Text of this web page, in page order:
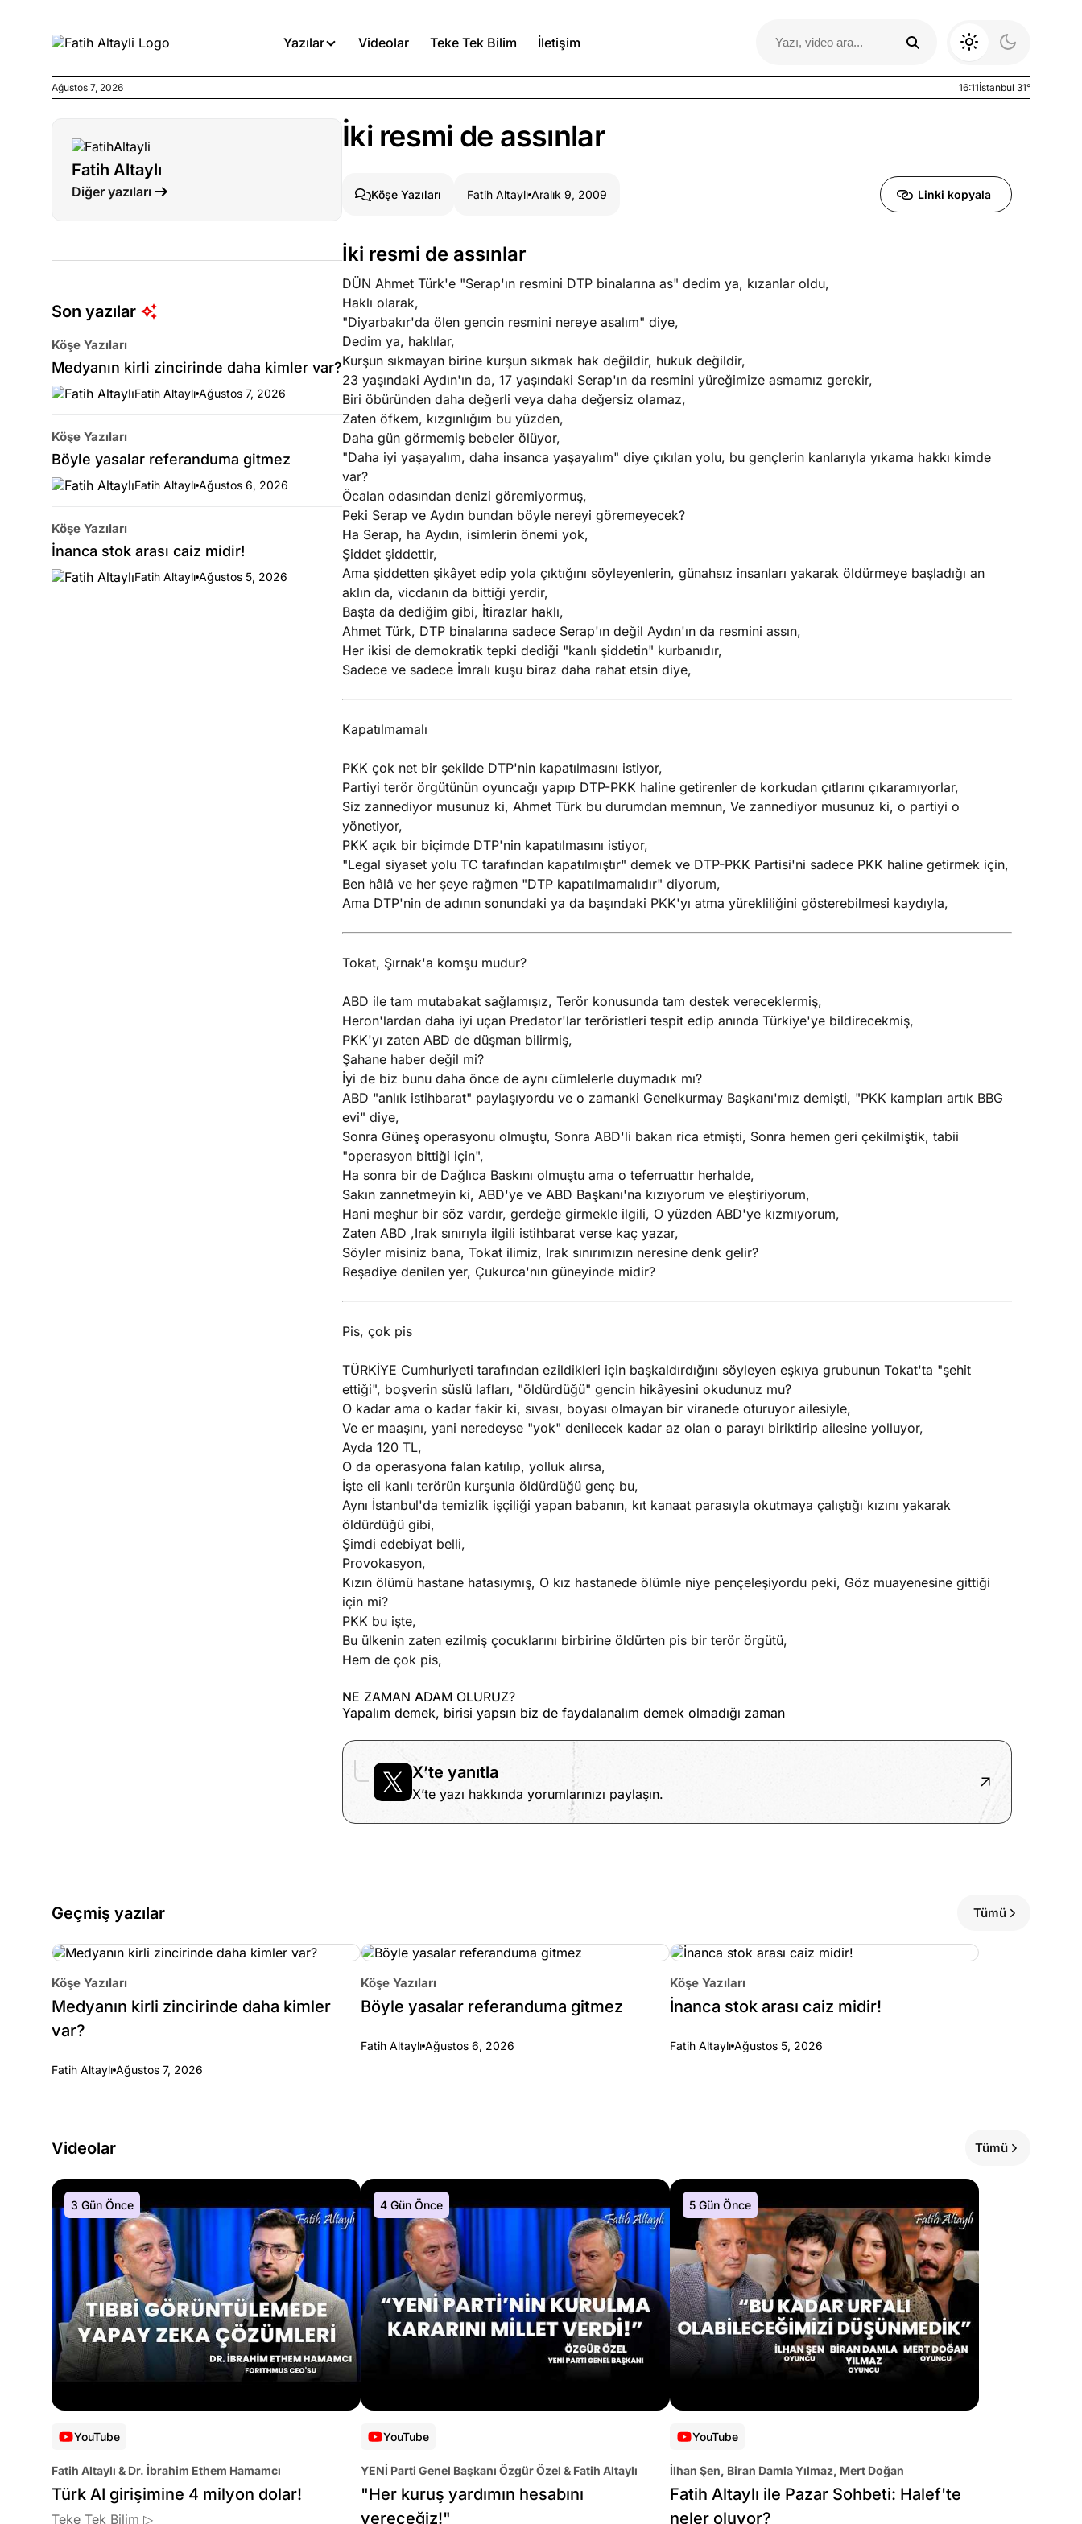
Yazılar Videolar Teke Tek Bilim İletişim
Ağustos 7, 2026
Medyanın kirli zincirinde daha kimler var?
Böyle yasalar referanduma gitmez
Ağustos 5, 2026
İnanca stok arası caiz midir!
Köşe Yazıları Spor Yazıları Otomobil Yazıları
Ağustos 7, 2026 16:11İstanbul 31°
Fatih Altaylı
Diğer yazıları
Son yazılar
Köşe Yazıları
Medyanın kirli zincirinde daha kimler var?
Fatih Altaylı Ağustos 7, 2026
Köşe Yazıları
Böyle yasalar referanduma gitmez
Fatih Altaylı Ağustos 6, 2026
Köşe Yazıları
İnanca stok arası caiz midir!
Fatih Altaylı Ağustos 5, 2026
İki resmi de assınlar
Köşe Yazıları Fatih Altaylı Aralık 9, 2009 Linki kopyala
İki resmi de assınlar
DÜN Ahmet Türk'e "Serap'ın resmini DTP binalarına as" dedim ya, kızanlar oldu,
Haklı olarak,
"Diyarbakır'da ölen gencin resmini nereye asalım" diye,
Dedim ya, haklılar,
Kurşun sıkmayan birine kurşun sıkmak hak değildir, hukuk değildir,
23 yaşındaki Aydın'ın da, 17 yaşındaki Serap'ın da resmini yüreğimize asmamız gerekir,
Biri öbüründen daha değerli veya daha değersiz olamaz,
Zaten öfkem, kızgınlığım bu yüzden,
Daha gün görmemiş bebeler ölüyor,
"Daha iyi yaşayalım, daha insanca yaşayalım" diye çıkılan yolu, bu gençlerin kanlarıyla yıkama hakkı kimde
var?
Öcalan odasından denizi göremiyormuş,
Peki Serap ve Aydın bundan böyle nereyi göremeyecek?
Ha Serap, ha Aydın, isimlerin önemi yok,
Şiddet şiddettir,
Ama şiddetten şikâyet edip yola çıktığını söyleyenlerin, günahsız insanları yakarak öldürmeye başladığı an
aklın da, vicdanın da bittiği yerdir,
Başta da dediğim gibi, İtirazlar haklı,
Ahmet Türk, DTP binalarına sadece Serap'ın değil Aydın'ın da resmini assın,
Her ikisi de demokratik tepki dediği "kanlı şiddetin" kurbanıdır,
Sadece ve sadece İmralı kuşu biraz daha rahat etsin diye,
Kapatılmamalı
PKK çok net bir şekilde DTP'nin kapatılmasını istiyor,
Partiyi terör örgütünün oyuncağı yapıp DTP-PKK haline getirenler de korkudan çıtlarını çıkaramıyorlar,
Siz zannediyor musunuz ki, Ahmet Türk bu durumdan memnun, Ve zannediyor musunuz ki, o partiyi o
yönetiyor,
PKK açık bir biçimde DTP'nin kapatılmasını istiyor,
"Legal siyaset yolu TC tarafından kapatılmıştır" demek ve DTP-PKK Partisi'ni sadece PKK haline getirmek için,
Ben hâlâ ve her şeye rağmen "DTP kapatılmamalıdır" diyorum,
Ama DTP'nin de adının sonundaki ya da başındaki PKK'yı atma yürekliliğini gösterebilmesi kaydıyla,
Tokat, Şırnak'a komşu mudur?
ABD ile tam mutabakat sağlamışız, Terör konusunda tam destek vereceklermiş,
Heron'lardan daha iyi uçan Predator'lar teröristleri tespit edip anında Türkiye'ye bildirecekmiş,
PKK'yı zaten ABD de düşman bilirmiş,
Şahane haber değil mi?
İyi de biz bunu daha önce de aynı cümlelerle duymadık mı?
ABD "anlık istihbarat" paylaşıyordu ve o zamanki Genelkurmay Başkanı'mız demişti, "PKK kampları artık BBG
evi" diye,
Sonra Güneş operasyonu olmuştu, Sonra ABD'li bakan rica etmişti, Sonra hemen geri çekilmiştik, tabii
"operasyon bittiği için",
Ha sonra bir de Dağlıca Baskını olmuştu ama o teferruattır herhalde,
Sakın zannetmeyin ki, ABD'ye ve ABD Başkanı'na kızıyorum ve eleştiriyorum,
Hani meşhur bir söz vardır, gerdeğe girmekle ilgili, O yüzden ABD'ye kızmıyorum,
Zaten ABD ,Irak sınırıyla ilgili istihbarat verse kaç yazar,
Söyler misiniz bana, Tokat ilimiz, Irak sınırımızın neresine denk gelir?
Reşadiye denilen yer, Çukurca'nın güneyinde midir?
Pis, çok pis
TÜRKİYE Cumhuriyeti tarafından ezildikleri için başkaldırdığını söyleyen eşkıya grubunun Tokat'ta "şehit
ettiği", boşverin süslü lafları, "öldürdüğü" gencin hikâyesini okudunuz mu?
O kadar ama o kadar fakir ki, sıvası, boyası olmayan bir viranede oturuyor ailesiyle,
Ve er maaşını, yani neredeyse "yok" denilecek kadar az olan o parayı biriktirip ailesine yolluyor,
Ayda 120 TL,
O da operasyona falan katılıp, yolluk alırsa,
İşte eli kanlı terörün kurşunla öldürdüğü genç bu,
Aynı İstanbul'da temizlik işçiliği yapan babanın, kıt kanaat parasıyla okutmaya çalıştığı kızını yakarak
öldürdüğü gibi,
Şimdi edebiyat belli,
Provokasyon,
Kızın ölümü hastane hatasıymış, O kız hastanede ölümle niye pençeleşiyordu peki, Göz muayenesine gittiği
için mi?
PKK bu işte,
Bu ülkenin zaten ezilmiş çocuklarını birbirine öldürten pis bir terör örgütü,
Hem de çok pis,
NE ZAMAN ADAM OLURUZ?
Yapalım demek, birisi yapsın biz de faydalanalım demek olmadığı zaman
X’te yanıtla
X’te yazı hakkında yorumlarınızı paylaşın.
Geçmiş yazılar Tümü
Köşe Yazıları
Medyanın kirli zincirinde daha kimler
var?
Fatih Altaylı Ağustos 7, 2026
Köşe Yazıları
Böyle yasalar referanduma gitmez
Fatih Altaylı Ağustos 6, 2026
Köşe Yazıları
İnanca stok arası caiz midir!
Fatih Altaylı Ağustos 5, 2026
Videolar Tümü
3 Gün Önce
YouTube
Fatih Altaylı & Dr. İbrahim Ethem Hamamcı
Türk AI girişimine 4 milyon dolar!
Teke Tek Bilim ▷
4 Gün Önce
YouTube
YENİ Parti Genel Başkanı Özgür Özel & Fatih Altaylı
"Her kuruş yardımın hesabını
vereceğiz!"
5 Gün Önce
YouTube
İlhan Şen, Biran Damla Yılmaz, Mert Doğan
Fatih Altaylı ile Pazar Sohbeti: Halef'te
neler oluyor?